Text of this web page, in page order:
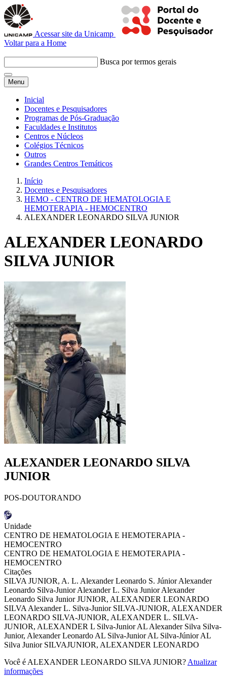
Acessar site da Unicamp
Voltar para a Home
Busca por termos gerais
Menu
Inicial
Docentes e Pesquisadores
Programas de Pós-Graduação
Faculdades e Institutos
Centros e Núcleos
Colégios Técnicos
Outros
Grandes Centros Temáticos
Início
Docentes e Pesquisadores
HEMO - CENTRO DE HEMATOLOGIA E
HEMOTERAPIA - HEMOCENTRO
ALEXANDER LEONARDO SILVA JUNIOR
ALEXANDER LEONARDO
SILVA JUNIOR
ALEXANDER LEONARDO SILVA
JUNIOR
POS-DOUTORANDO
Unidade
CENTRO DE HEMATOLOGIA E HEMOTERAPIA -
HEMOCENTRO
CENTRO DE HEMATOLOGIA E HEMOTERAPIA -
HEMOCENTRO
Citações
SILVA JUNIOR, A. L. Alexander Leonardo S. Júnior Alexander
Leonardo Silva-Junior Alexander L. Silva Junior Alexander
Leonardo Silva Junior JUNIOR, ALEXANDER LEONARDO
SILVA Alexander L. Silva-Junior SILVA-JUNIOR, ALEXANDER
LEONARDO SILVA-JUNIOR, ALEXANDER L. SILVA-
JUNIOR, ALEXANDER L Silva-Junior AL Alexander Silva Silva-
Junior, Alexander Leonardo AL Silva-Junior AL Silva-Júnior AL
Silva Junior SILVAJUNIOR, ALEXANDER LEONARDO
Você é ALEXANDER LEONARDO SILVA JUNIOR? Atualizar
informações